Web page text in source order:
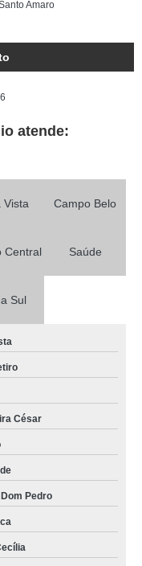
Amaro
atende:
Vista Campo Belo
Central Saúde
Sul
César
Pedro